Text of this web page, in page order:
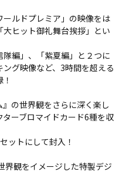
ルドプレミア」の映像をは
ヒット御礼舞台挨拶」とい
編」、「紫夏編」と２つに
グ映像など、3時間を超える
の世界観をさらに深く楽し
ーブロマイドカード6種を収
ットにして封入！
界観をイメージした特製デジ